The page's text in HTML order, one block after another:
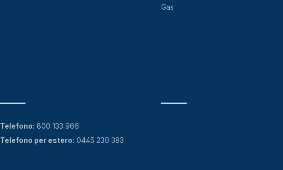
Gas
Telefono: 800 133 966
Telefono per estero: 0445 230 383